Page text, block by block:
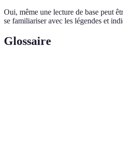
Oui, même une lecture de base peut
se familiariser avec les légendes et
Glossaire